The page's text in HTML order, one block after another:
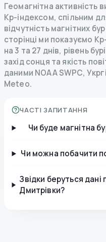
Геомагнітна активність
Kp-індексом, спільним
відчутність магнітних
сторінці ми показуємо
на 3 та 27 днів, рівень
захід сонця та якість
даними NOAA SWPC,
Meteo.
ЧАСТІ ЗАПИТАННЯ
Чи буде магнітна
Чи можна побачити
Звідки беруться дані
Дмитрівки?